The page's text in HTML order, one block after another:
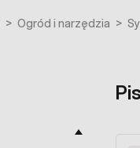
> Ogród i narzędzia >